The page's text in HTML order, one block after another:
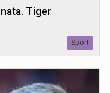
Tiger
Sport